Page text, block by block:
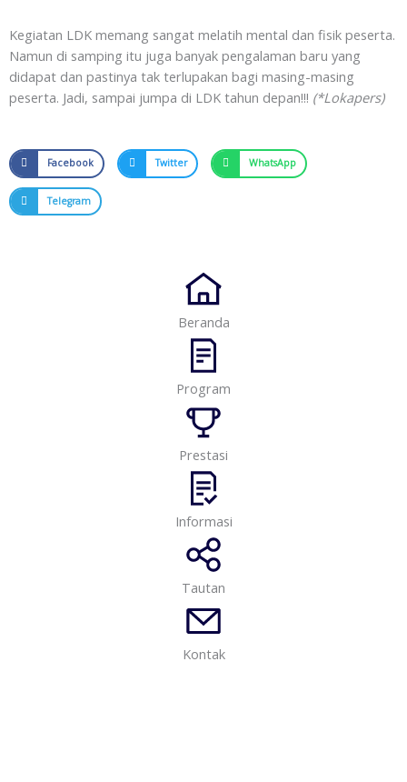
Kegiatan LDK memang sangat melatih mental dan fisik peserta.
Namun di samping itu juga banyak pengalaman baru yang
didapat dan pastinya tak terlupakan bagi masing-masing
peserta. Jadi, sampai jumpa di LDK tahun depan!!! (*Lokapers)
Facebook Twitter WhatsApp
Telegram
Beranda
Program
Prestasi
Informasi
Tautan
Kontak